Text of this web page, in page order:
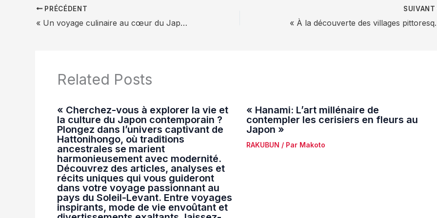
PRÉCÉDENT
« Un voyage culinaire au cœur du Japon rural : découvrir les saveurs authentiques des villages méconnus »
SUIVANT
« À la découverte des
Related Posts
« Cherchez-vous à explorer la vie et
la culture du Japon contemporain ?
Plongez dans l’univers captivant de
Hattonihongo, où traditions
ancestrales se marient
harmonieusement avec modernité.
Découvrez des articles, analyses et
récits uniques qui vous guideront
dans votre voyage passionnant au
pays du Soleil-Levant. Entre voyages
inspirants, mode de vie envoûtant et
« Hanami: L’art millénaire de
contempler les cerisiers en fleurs au
Japon »
RAKUBUN / Par Makoto